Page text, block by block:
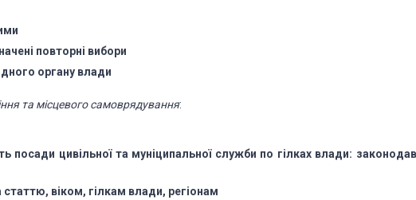
повторні вибори
органу влади
та місцевого самоврядування:
посади цивільної та муніципальної служби по гілках влади:
статтю, віком, гілкам влади, регіонам